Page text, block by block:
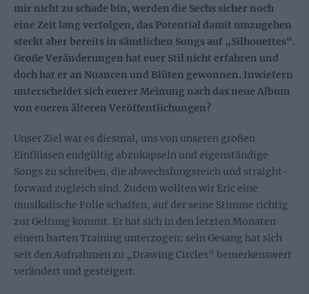
mir nicht zu schade bin, werden die Sechs sicher noch
eine Zeit lang verfolgen, das Potential damit umzugehen
steckt aber bereits in sämtlichen Songs auf „Silhouettes“.
Große Veränderungen hat euer Stil nicht erfahren und
doch hat er an Nuancen und Blüten gewonnen. Inwiefern
unterscheidet sich euerer Meinung nach das neue Album
von eueren älteren Veröffentlichungen?
Unser Ziel war es diesmal, uns von unseren großen
Einflüssen endgültig abzukapseln und eigenständige
Songs zu schreiben, die abwechslungsreich und straight-
forward zugleich sind. Zudem wollten wir Eric eine
musikalische Folie schaffen, auf der seine Stimme richtig
zur Geltung kommt. Er hat sich in den letzten Monaten
einem harten Training unterzogen; sein Gesang hat sich
seit den Aufnahmen zu „Drawing Circles“ bemerkenswert
verändert und gesteigert.